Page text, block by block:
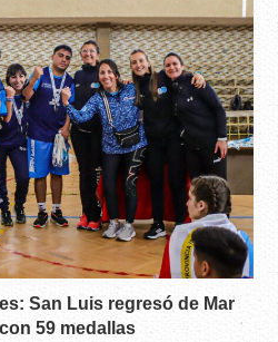
San Luis regresó de Mar
59 medallas